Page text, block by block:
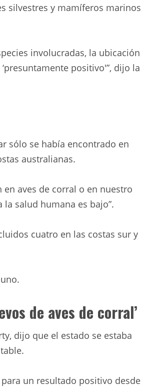
silvestres y mamíferos marinos
involucradas, la ubicación
positivo'”, dijo la
sólo se había encontrado en
australianas.
aves de corral o en nuestro
salud humana es bajo”.
cuatro en las costas sur y
de aves de corral’
dijo que el estado se estaba
un resultado positivo desde